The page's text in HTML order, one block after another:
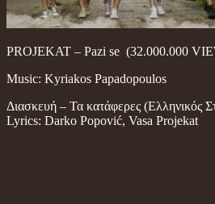
PROJEKAT – Pazi se (32.000.000
Music: Kyriakos Papadopoulos
Διασκευή – Τα κατάφερες (Ελληνικός
Lyrics: Darko Popović, Vasa Projekat